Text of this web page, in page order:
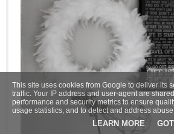
This site uses cookies from Google to deliver its
traffic. Your IP address and user-agent are
performance and security metrics to ensure
usage statistics, and to detect and address abuse.
LEARN MORE